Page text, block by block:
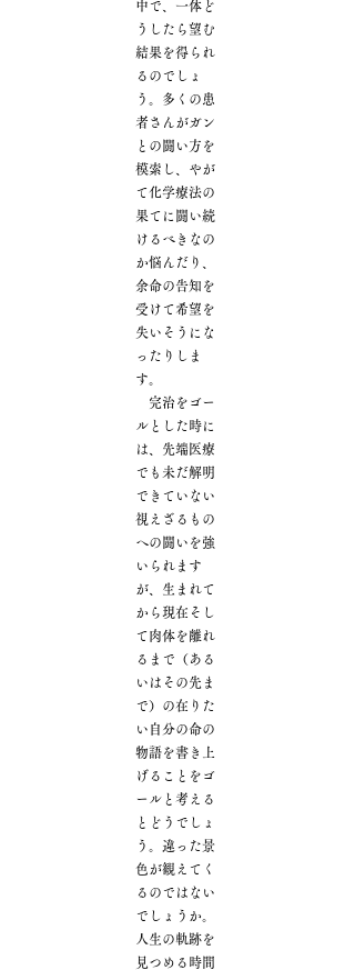
中で、一体ど
うしたら望む
結果を得られ
るのでしょ
う。多くの患
者さんがガン
との闘い方を
模索し、やが
て化学療法の
果てに闘い続
けるべきなの
か悩んだり、
余命の告知を
受けて希望を
失いそうにな
ったりしま
す。
完治をゴー
ルとした時に
は、先端医療
でも未だ解明
できていない
視えざるもの
への闘いを強
いられます
が、生まれて
から現在そし
て肉体を離れ
るまで（ある
いはその先ま
で）の在りた
い自分の命の
物語を書き上
げることをゴ
ールと考える
とどうでしょ
う。違った景
色が観えてく
るのではない
でしょうか。
人生の軌跡を
見つめる時間